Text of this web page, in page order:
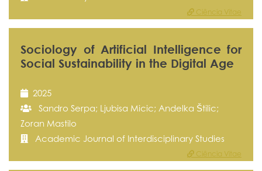
Ciência Vitae
Sociology of Artificial Intelligence for
Social Sustainability in the Digital Age
2025
Sandro Serpa; Ljubisa Micic; Andelka Štilic;
Zoran Mastilo
Academic Journal of Interdisciplinary Studies
Ciência Vitae